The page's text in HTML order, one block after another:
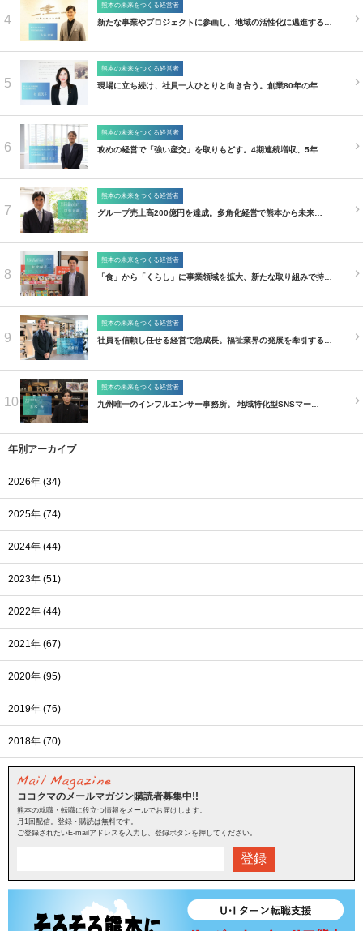
4
熊本の未来をつくる経営者
新たな事業やプロジェクトに参画し、地域の活性化に邁進する…
5
熊本の未来をつくる経営者
現場に立ち続け、社員一人ひとりと向き合う。創業80年の年…
6
熊本の未来をつくる経営者
攻めの経営で「強い産交」を取りもどす。4期連続増収、5年…
7
熊本の未来をつくる経営者
グループ売上高200億円を達成。多角化経営で熊本から未来…
8
熊本の未来をつくる経営者
「食」から「くらし」に事業領域を拡大、新たな取り組みで持…
9
熊本の未来をつくる経営者
社員を信頼し任せる経営で急成長。福祉業界の発展を牽引する…
10
熊本の未来をつくる経営者
九州唯一のインフルエンサー事務所。 地域特化型SNSマー…
年別アーカイブ
2026年 (34)
2025年 (74)
2024年 (44)
2023年 (51)
2022年 (44)
2021年 (67)
2020年 (95)
2019年 (76)
2018年 (70)
ココクマのメールマガジン購読者募集中!!
熊本の就職・転職に役立つ情報をメールでお届けします。
月1回配信。登録・購読は無料です。
ご登録されたいE-mailアドレスを入力し、登録ボタンを押してください。
登録